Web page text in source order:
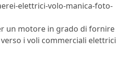
elettrici-volo-manica-foto-
un motore in grado di fornire
i voli commerciali elettrici